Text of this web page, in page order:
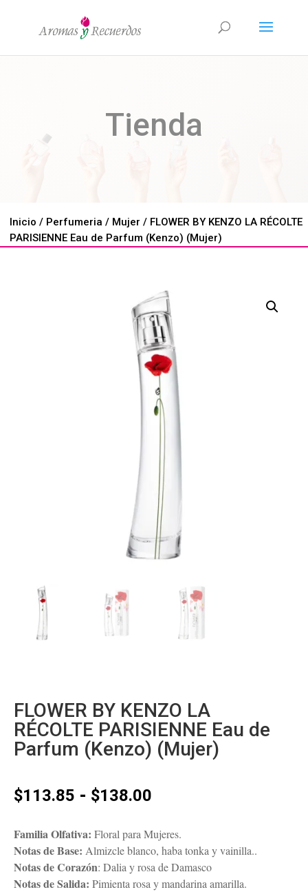
Tienda
Inicio / Perfumeria / Mujer / FLOWER BY KENZO LA RÉCOLTE
PARISIENNE Eau de Parfum (Kenzo) (Mujer)
FLOWER BY KENZO LA
RÉCOLTE PARISIENNE Eau de
Parfum (Kenzo) (Mujer)
$113.85 - $138.00
precios:
desde
$113.85
hasta
Familia Olfativa: Floral para Mujeres.
Notas de Base: Almizcle blanco, haba tonka y vainilla..
Notas de Corazón: Dalia y rosa de Damasco
Notas de Salida: Pimienta rosa y mandarina amarilla.